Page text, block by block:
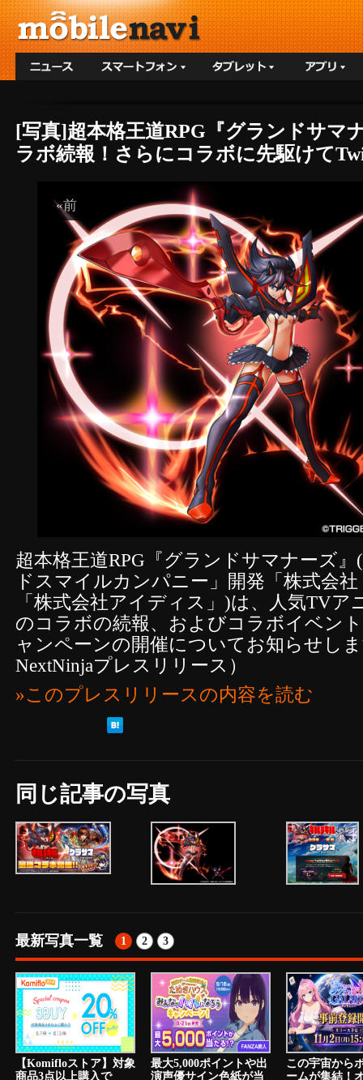
[写真]超本格王道RPG『グランドサマ
ラボ続報！さらにコラボに先駆けて
«前
超本格王道RPG『グランドサマナーズ
ドスマイルカンパニー」開発「株式会
「株式会社アイディス」)は、人気TV
のコラボの続報、およびコラボイベン
ャンペーンの開催についてお知らせし
NextNinjaプレスリリース）
»このプレスリリースの内容を読む
同じ記事の写真
最新写真一覧 1 2 3
【Komifloストア】対象
商品3点以上購入で
最大5,000ポイントや出
演声優サイン色紙が当
この宇宙から
ームが集結！